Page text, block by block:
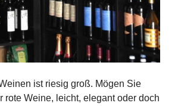
ist riesig groß. Mögen Sie
rote Weine, leicht, elegant oder doch